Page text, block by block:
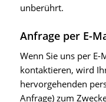
unberührt.
Anfrage per E-
Wenn Sie uns per
kontaktieren, wird
hervorgehenden
Anfrage) zum